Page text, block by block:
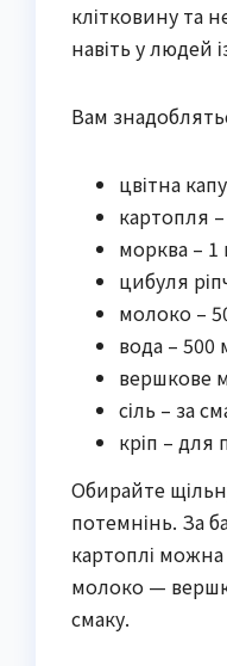
клітковину та
навіть у людей
Вам
цвітна
картопля
морква – 1
цибуля
молоко –
вода – 500
вершкове
сіль – за
кріп – для
Обирайте
потемнінь. За
картоплі
молоко —
смаку.